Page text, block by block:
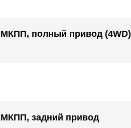
МКПП, полный привод (4WD)
МКПП, задний привод